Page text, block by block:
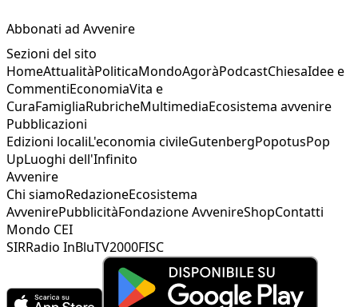
Abbonati ad Avvenire
Sezioni del sito
HomeAttualitàPoliticaMondoAgoràPodcastChiesaIdee e
CommentiEconomiaVita e
CuraFamigliaRubricheMultimediaEcosistema avvenire
Pubblicazioni
Edizioni localiL'economia civileGutenbergPopotusPop
UpLuoghi dell'Infinito
Avvenire
Chi siamoRedazioneEcosistema
AvvenirePubblicitàFondazione AvvenireShopContatti
Mondo CEI
SIRRadio InBluTV2000FISC